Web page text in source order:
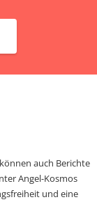
auch Berichte
Angel-Kosmos
und eine